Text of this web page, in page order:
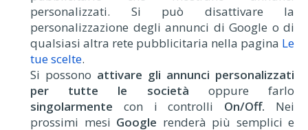
personalizzati. Si può disattivare la
personalizzazione degli annunci di Google o di
qualsiasi altra rete pubblicitaria nella pagina Le
tue scelte.
Si possono attivare gli annunci personalizzati
per tutte le società oppure farlo
singolarmente con i controlli On/Off. Nei
prossimi mesi Google renderà più semplici e